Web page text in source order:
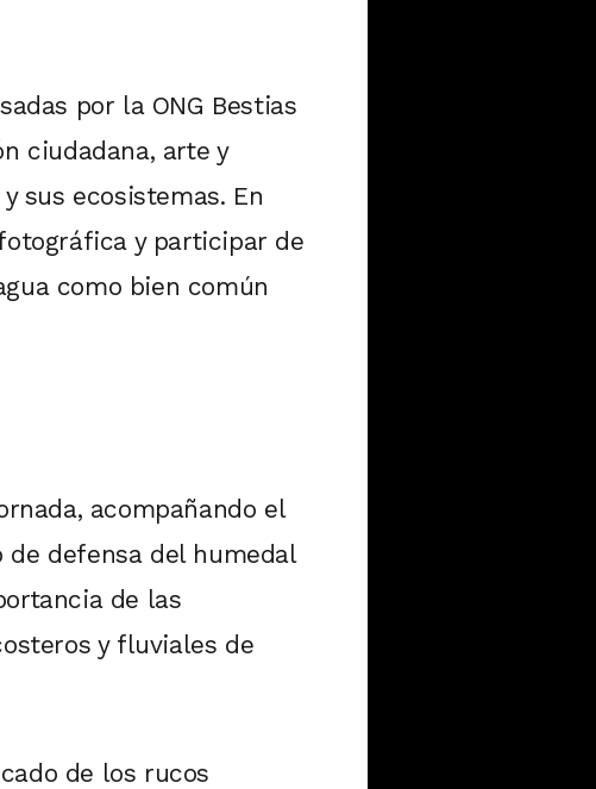
por la ONG Bestias
ciudadana, arte y
sus ecosistemas. En
y participar de
como bien común
acompañando el
defensa del humedal
de las
y fluviales de
de los rucos